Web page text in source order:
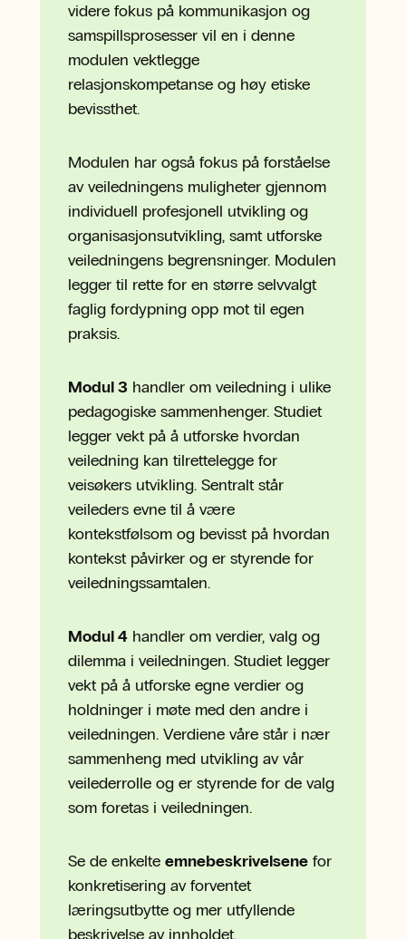
videre fokus på kommunikasjon og
samspillsprosesser vil en i denne
modulen vektlegge
relasjonskompetanse og høy etiske
bevissthet.
Modulen har også fokus på forståelse
av veiledningens muligheter gjennom
individuell profesjonell utvikling og
organisasjonsutvikling, samt utforske
veiledningens begrensninger. Modulen
legger til rette for en større selvvalgt
faglig fordypning opp mot til egen
praksis.
Modul 3 handler om veiledning i ulike
pedagogiske sammenhenger. Studiet
legger vekt på å utforske hvordan
veiledning kan tilrettelegge for
veisøkers utvikling. Sentralt står
veileders evne til å være
kontekstfølsom og bevisst på hvordan
kontekst påvirker og er styrende for
veiledningssamtalen.
Modul 4 handler om verdier, valg og
dilemma i veiledningen. Studiet legger
vekt på å utforske egne verdier og
holdninger i møte med den andre i
veiledningen. Verdiene våre står i nær
sammenheng med utvikling av vår
veilederrolle og er styrende for de valg
som foretas i veiledningen.
Se de enkelteemnebeskrivelsene for
konkretisering av forventet
læringsutbytte og mer utfyllende
beskrivelse av innholdet.